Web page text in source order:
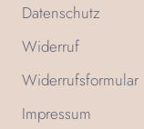
Datenschutz
Widerruf
Widerrufsformular
Impressum